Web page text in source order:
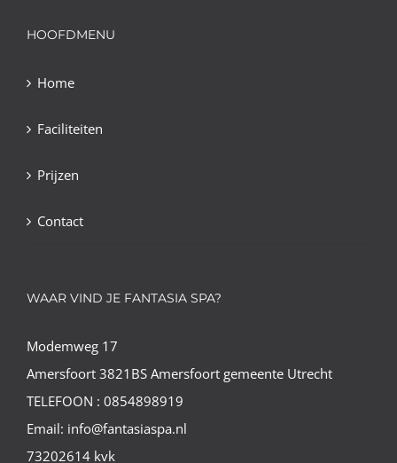
HOOFDMENU
Home
Faciliteiten
Prijzen
Contact
WAAR VIND JE FANTASIA SPA?
Modemweg 17
Amersfoort 3821BS Amersfoort gemeente Utrecht
TELEFOON : 0854898919
Email: info@fantasiaspa.nl
73202614 kvk